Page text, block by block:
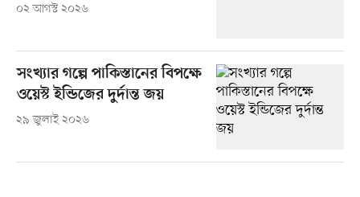
০২ আগস্ট ২০২৬
সংখ্যার গল্পে পাকিস্তানের বিপক্ষে
ওয়েস্ট ইন্ডিজের দুর্দান্ত জয়
২৯ জুলাই ২০২৬